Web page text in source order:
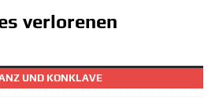
verlorenen
UND KONKLAVE